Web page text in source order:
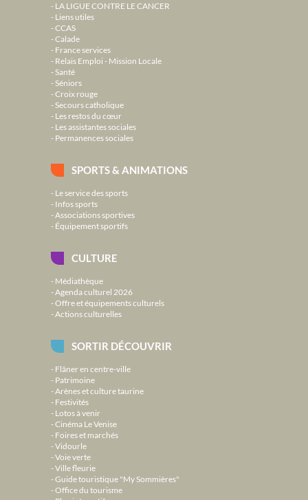
LA LIGUE CONTRE LE CANCER
Liens utiles
CCAS
Calade
France services
Relais Emploi - Mission Locale
Santé
Séniors
Croix rouge
Secours catholique
Les restos du cœur
Les assistantes sociales
Permanences sociales
SPORTS & ANIMATIONS
Le service des sports
Infos sports
Associations sportives
Équipement sportifs
CULTURE
Médiathèque
Agenda culturel 2026
Offre et équipements culturels
Actions culturelles
SORTIR DÉCOUVRIR
Flâner en centre-ville
Patrimoine
Arènes et culture taurine
Festivités
Lotos à venir
Cinéma Le Venise
Foires et marchés
Vidourle
Voie verte
Ville fleurie
Guide touristique "My Sommières"
Office du tourisme